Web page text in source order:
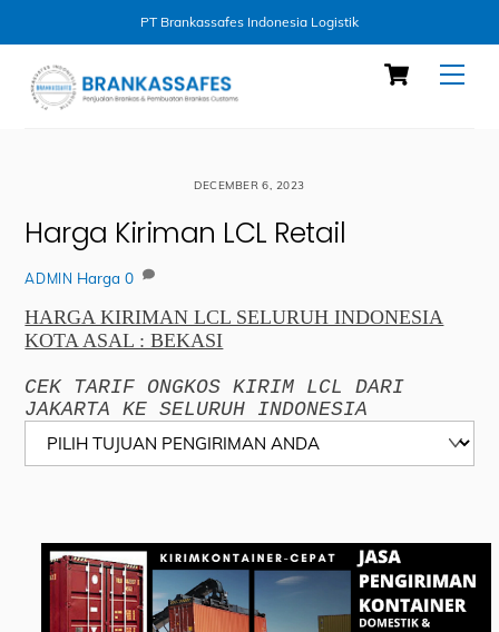
PT Brankassafes Indonesia Logistik
content
Cart
DECEMBER 6, 2023
Harga Kiriman LCL Retail
ADMIN Harga 0
HARGA KIRIMAN LCL SELURUH INDONESIA
KOTA ASAL : BEKASI
CEK TARIF ONGKOS KIRIM LCL DARI
JAKARTA KE SELURUH INDONESIA